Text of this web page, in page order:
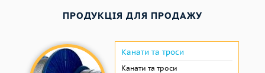
ПРОДУКЦІЯ ДЛЯ ПРОДАЖУ
Канати та троси
Канати та троси